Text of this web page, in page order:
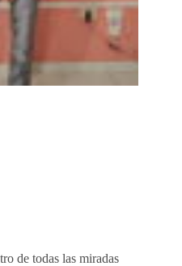
de todas las miradas